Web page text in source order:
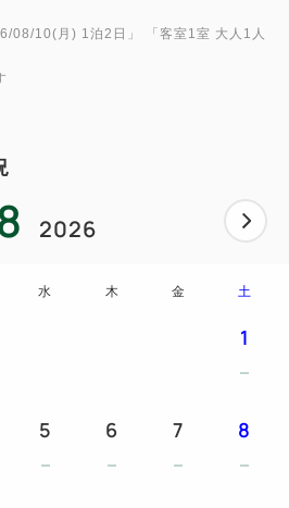
08/10(月) 1泊2日 」 「客室1室 大人1人
2026
水 木 金 土
1
5 6 7 8